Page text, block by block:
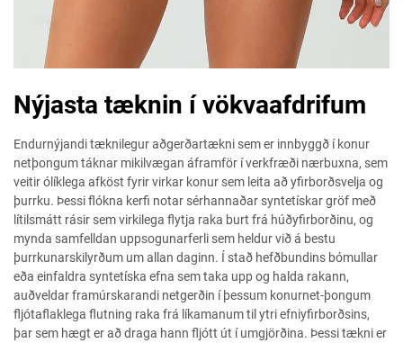
Nýjasta tæknin í vökvaafdrifum
Endurnýjandi tæknilegur aðgerðartækni sem er innbyggð í konur
netþongum táknar mikilvægan áframför í verkfræði nærbuxna, sem
veitir ólíklega afköst fyrir virkar konur sem leita að yfirborðsvelja og
þurrku. Þessi flókna kerfi notar sérhannaðar syntetískar gröf með
lítilsmátt rásir sem virkilega flytja raka burt frá húðyfirborðinu, og
mynda samfelldan uppsogunarferli sem heldur við á bestu
þurrkunarskilyrðum um allan daginn. Í stað hefðbundins bómullar
eða einfaldra syntetíska efna sem taka upp og halda rakann,
auðveldar framúrskarandi netgerðin í þessum konurnet-þongum
fljótaflaklega flutning raka frá líkamanum til ytri efniyfirborðsins,
þar sem hægt er að draga hann fljótt út í umgjörðina. Þessi tækni er